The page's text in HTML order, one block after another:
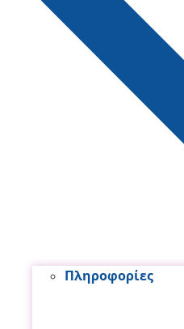
Πληροφορίες